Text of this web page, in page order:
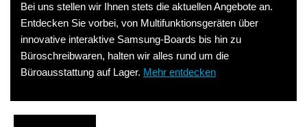
Bei uns stellen wir Ihnen stets die aktuellen Angebote an.
Entdecken Sie vorbei, von Multifunktionsgeräten über
innovative interaktive Samsung-Boards bis hin zu
Büroschreibwaren, halten wir alles rund um die
Büroausstattung auf Lager. Mehr entdecken